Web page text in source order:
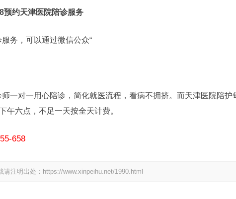
预约天津医院陪诊服务
务，可以通过微信公众“
一对一用心陪诊，简化就医流程，看病不拥挤。而天津医院陪护
午六点，不足一天按全天计费。
658
注明出处：https://www.xinpeihu.net/1990.html